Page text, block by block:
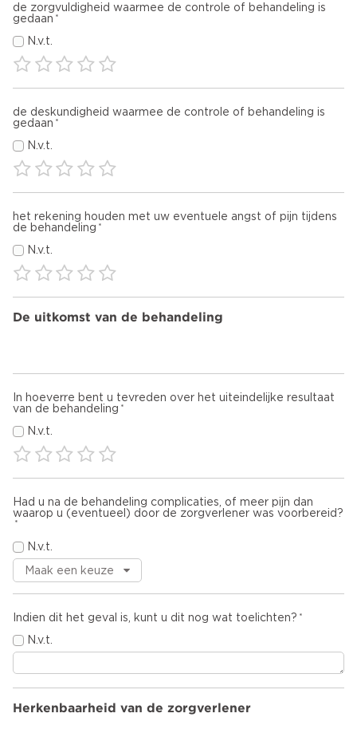
de zorgvuldigheid waarmee de controle of behandeling is
gedaan
N.v.t.
de deskundigheid waarmee de controle of behandeling is
gedaan
N.v.t.
het rekening houden met uw eventuele angst of pijn tijdens
de behandeling
N.v.t.
De uitkomst van de behandeling
In hoeverre bent u tevreden over het uiteindelijke resultaat
van de behandeling
N.v.t.
Had u na de behandeling complicaties, of meer pijn dan
waarop u (eventueel) door de zorgverlener was voorbereid?
N.v.t.
Indien dit het geval is, kunt u dit nog wat toelichten?
N.v.t.
Herkenbaarheid van de zorgverlener